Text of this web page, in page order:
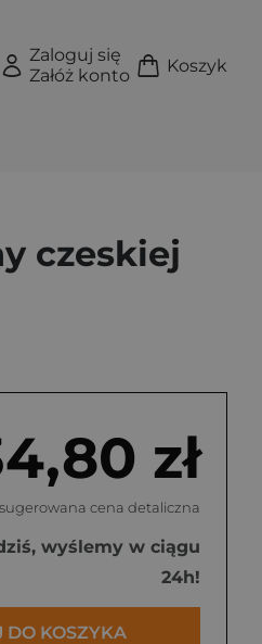
Zaloguj się
Załóż konto
Koszyk
czeskiej
zł
cena detaliczna
wyślemy w ciągu
24h!
DO KOSZYKA